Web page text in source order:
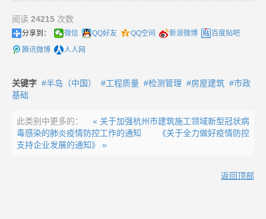
阅读 24215 次数
分享到： 微信 QQ好友 QQ空间 新浪微博
百度贴吧
腾讯微博
人人网
关键字 半岛（中国） 工程质量 检测管理 房屋建筑
市政
基础
此类别中更多的：
« 关于加强杭州市建筑施工领域新型冠状病
毒感染的肺炎疫情防控工作的通知
《关于全力做好疫情防控
支持企业发展的通知》 »
返回顶部